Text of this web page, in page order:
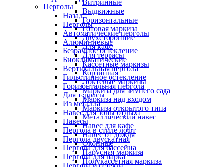
Витринные
Выдвижные
Горизонтальные
Готовая маркиза
Двухсторонние
Для кафе
Для террасы
Кассетные маркизы
Корзинная
Локтевые маркизы
Маркиза для зимнего сада
Маркиза над входом
Маркиза открытого типа
Металлический навес
Навес для кафе
Навес от дождя
Оконные
Парусная маркиза
Полукассетная маркиза
Перголы
Назад
Перголы
Автоматические перголы
Алюминиевые
Безрамное остекление
Биоклиматические
Вертикальная пергола
Гильотинное остекление
Горизонтальная пергола
Для террасы
Из металла
Навес для зоны отдыха
Навесы
Пергола в стиле лофт
Пергола двускатная
Пергола для бассейна
Пергола для парка
Пергола из стекла